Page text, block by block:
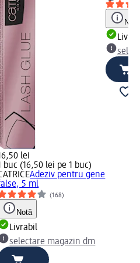
lei
buc (16,50 lei pe 1 buc)
Adeziv pentru gene
5 ml
(168)
Notă
Livrabil
selectare magazin dm
Notă